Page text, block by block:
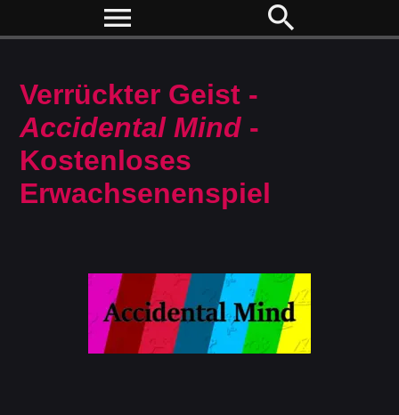
menu search
Verrückter Geist -
Accidental Mind -
Kostenloses
Erwachsenenspiel